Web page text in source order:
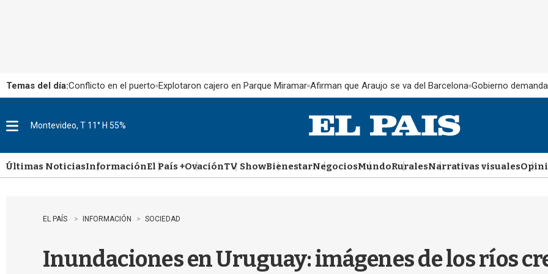
Temas del día:Conflicto en el puerto Explotaron cajero en Parque Miramar Afirman que Araujo se va del Barcelona Gobierno
u
Montevideo, T 11° H 55%
Últimas NoticiasInformaciónEl País +OvaciónTV ShowBienestarNegociosMundoRuralesNarrativas visuales
EL PAÍS INFORMACIÓN SOCIEDAD
Inundaciones en Uruguay: imágenes de los ríos